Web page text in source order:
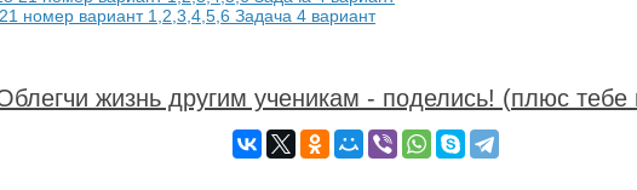
номер вариант 1,2,3,4,5,6 Задача 4 вариант
жизнь другим ученикам - поделись! (плюс тебе